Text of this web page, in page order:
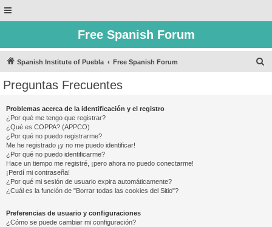
Free Spanish Forum
Spanish Institute of Puebla Free Spanish Forum
Preguntas Frecuentes
Problemas acerca de la identificación y el registro
¿Por qué me tengo que registrar?
¿Qué es COPPA? (APPCO)
¿Por qué no puedo registrarme?
Me he registrado ¡y no me puedo identificar!
¿Por qué no puedo identificarme?
Hace un tiempo me registré, ¡pero ahora no puedo conectarme!
¡Perdí mi contraseña!
¿Por qué mi sesión de usuario expira automáticamente?
¿Cuál es la función de "Borrar todas las cookies del Sitio"?
Preferencias de usuario y configuraciones
¿Cómo se puede cambiar mi configuración?